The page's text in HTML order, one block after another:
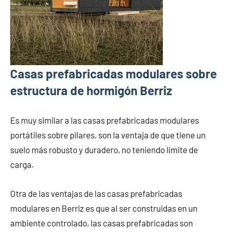
Casas prefabricadas modulares sobre
estructura de hormigón Berriz
Es muy similar a las casas prefabricadas modulares
portátiles sobre pilares, son la ventaja de que tiene un
suelo más robusto y duradero, no teniendo límite de
carga.
Otra de las ventajas de las casas prefabricadas
modulares en Berriz es que al ser construidas en un
ambiente controlado, las casas prefabricadas son